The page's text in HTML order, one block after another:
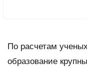
По расчетам
образование